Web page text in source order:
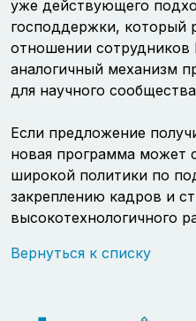
уже действующего
господдержки, который
отношении сотрудников
аналогичный механизм
для научного
Если предложение
новая программа может
широкой политики по
закреплению кадров и
высокотехнологичного
Вернуться к списку